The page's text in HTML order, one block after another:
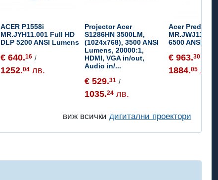
ACER P1558i
MR.JYH11.001 Full HD
DLP 5200 ANSI Lumens
€ 640.16 /
1252.04 лв.
Projector Acer
S1286HN 3500LM,
(1024x768), 3500 ANSI
Lumens, 20000:1,
HDMI, VGA in/out,
Audio in/...
€ 529.31 /
1035.24 лв.
Acer Predator
6500 ANSI
€ 963.30
1884.05 лв.
виж всички дигитални проектори